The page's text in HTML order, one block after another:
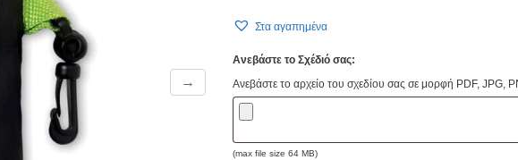
→
Στα αγαπημένα
Ανεβάστε το Σχέδιό σας:
Ανεβάστε το αρχείο του σχεδίου σας σε μορφή PDF, JPG,
(max file size 64 MB)